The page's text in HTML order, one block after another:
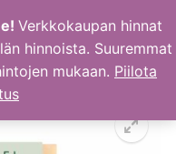
Verkkokaupan hinnat
hinnoista. Suuremmat
mukaan. Piilota